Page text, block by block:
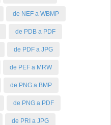
de NEF a WBMP
de PDB a PDF
de PDF a JPG
de PEF a MRW
de PNG a BMP
de PNG a PDF
de PRI a JPG